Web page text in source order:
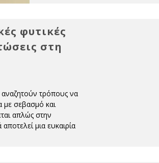
φυτικές
στη
τρόπους να
με σεβασμό και
απλώς στην
μια ευκαιρία